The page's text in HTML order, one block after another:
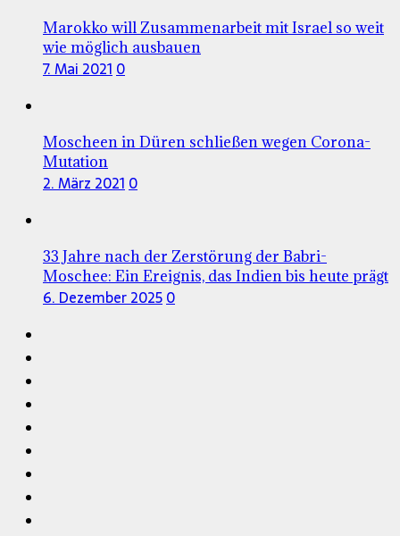
Marokko will Zusammenarbeit mit Israel so weit
wie möglich ausbauen
7. Mai 20210
Moscheen in Düren schließen wegen Corona-
Mutation
2. März 20210
33 Jahre nach der Zerstörung der Babri-
Moschee: Ein Ereignis, das Indien bis heute prägt
6. Dezember 20250